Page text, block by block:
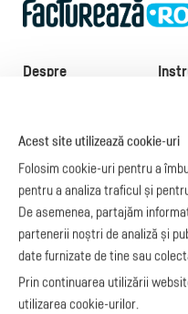
Despre
abonamente
Model factură
Manual de
facturare
Legislaţie facturi
Facturare online
blog.factureaza.ro
e-
e-
API
e-
Acest site utilizează cookie-uri
Folosim cookie-uri pentru a
pentru a analiza traficul și
De asemenea, partajăm
partenerii noștri de analiză și
date furnizate de tine sau
Prin continuarea utilizării
utilizarea cookie-urilor.